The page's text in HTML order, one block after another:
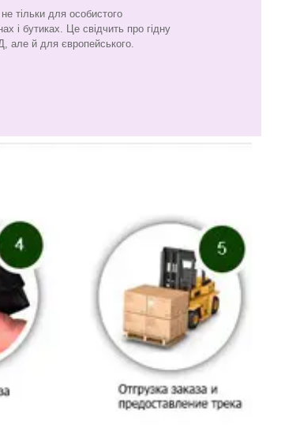
тільки для особистого
і бутиках. Це свідчить про гідну
але й для європейського.